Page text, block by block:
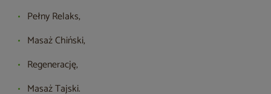
Pełny Relaks,
Masaż Chiński,
Regenerację,
Masaż Tajski.